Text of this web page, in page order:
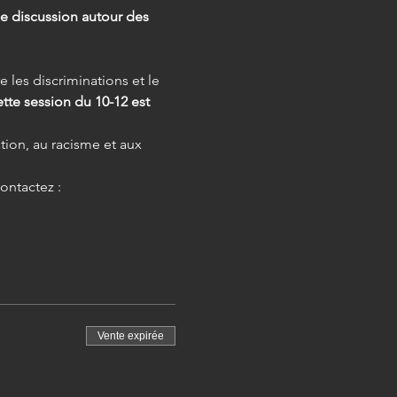
discussion autour des
session du 10-12 est
Vente expirée